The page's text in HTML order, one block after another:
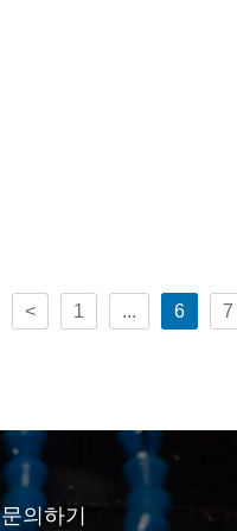
< 1 ... 6 7
문의하기